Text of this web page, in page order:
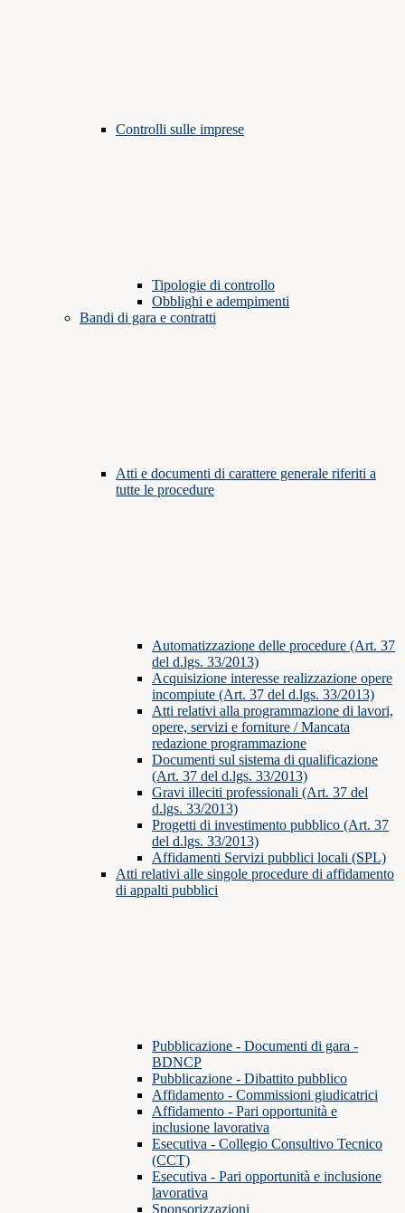
Controlli sulle imprese
Tipologie di controllo
Obblighi e adempimenti
Bandi di gara e contratti
Atti e documenti di carattere generale riferiti a
tutte le procedure
Automatizzazione delle procedure (Art. 37
del d.lgs. 33/2013)
Acquisizione interesse realizzazione opere
incompiute (Art. 37 del d.lgs. 33/2013)
Atti relativi alla programmazione di lavori,
opere, servizi e forniture / Mancata
redazione programmazione
Documenti sul sistema di qualificazione
(Art. 37 del d.lgs. 33/2013)
Gravi illeciti professionali (Art. 37 del
d.lgs. 33/2013)
Progetti di investimento pubblico (Art. 37
del d.lgs. 33/2013)
Affidamenti Servizi pubblici locali (SPL)
Atti relativi alle singole procedure di affidamento
di appalti pubblici
Pubblicazione - Documenti di gara -
BDNCP
Pubblicazione - Dibattito pubblico
Affidamento - Commissioni giudicatrici
Affidamento - Pari opportunità e
inclusione lavorativa
Esecutiva - Collegio Consultivo Tecnico
(CCT)
Esecutiva - Pari opportunità e inclusione
lavorativa
Sponsorizzazioni